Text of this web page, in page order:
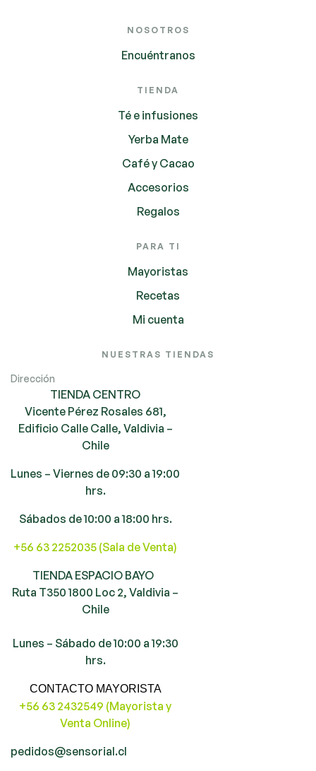
NOSOTROS
Encuéntranos
TIENDA
Té e infusiones
Yerba Mate
Café y Cacao
Accesorios
Regalos
PARA TI
Mayoristas
Recetas
Mi cuenta
NUESTRAS TIENDAS
Dirección
TIENDA CENTRO
Vicente Pérez Rosales 681,
Edificio Calle Calle, Valdivia –
Chile
Lunes – Viernes de 09:30 a 19:00
hrs.
Sábados de 10:00 a 18:00 hrs.
+56 63 2252035 (Sala de Venta)
TIENDA ESPACIO BAYO
Ruta T350 1800 Loc 2, Valdivia –
Chile
Lunes – Sábado de 10:00 a 19:30
hrs.
CONTACTO MAYORISTA
+56 63 2432549 (Mayorista y
Venta Online)
pedidos@sensorial.cl